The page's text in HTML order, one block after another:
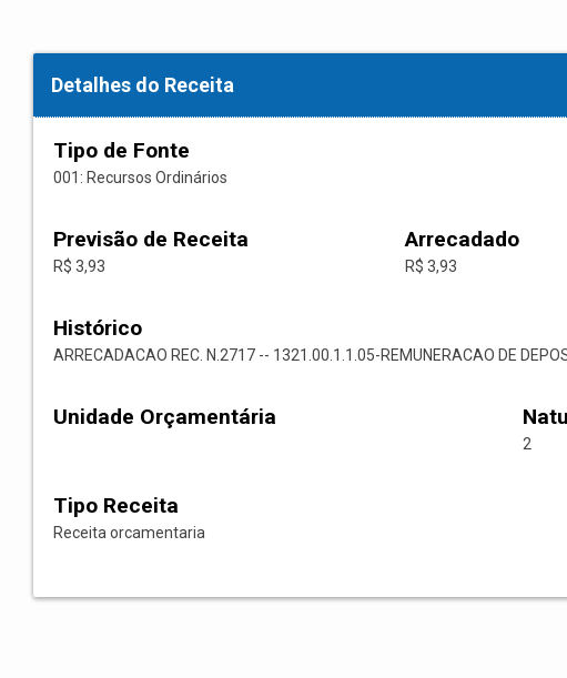
Detalhes do Receita
Tipo de Fonte
001: Recursos Ordinários
Previsão de Receita
R$ 3,93
Arrecadado
R$ 3,93
Histórico
ARRECADACAO REC. N.2717 -- 1321.00.1.1.05-REMUNERACAO DE
Unidade Orçamentária
2
Tipo Receita
Receita orcamentaria